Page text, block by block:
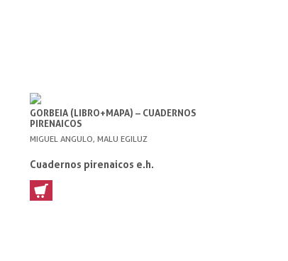
GORBEIA (LIBRO+MAPA) – CUADERNOS
PIRENAICOS
MIGUEL ANGULO, MALU EGILUZ
Cuadernos pirenaicos e.h.